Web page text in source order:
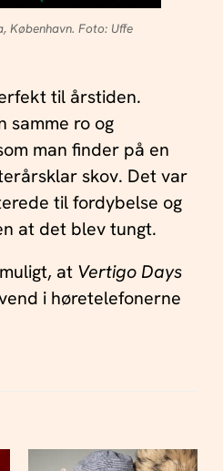
København. Foto: Uffe
til årstiden.
samme ro og
man finder på en
skov. Det var
til fordybelse og
at det blev tungt.
at Vertigo Days
i høretelefonerne